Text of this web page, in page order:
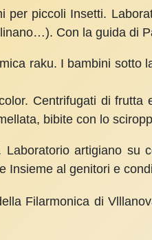
per piccoli Inset­ti.
Con la guida di
raku. I bambini sotto
Centrifugati di
bibite con lo
Laboratorio artigiano su
Insieme al genitori e
Filarmonica di